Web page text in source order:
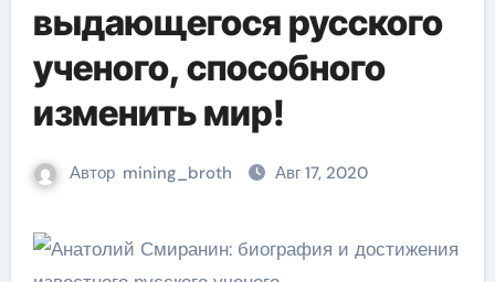
выдающегося русского
ученого, способного
изменить мир!
Автор mining_broth Авг 17, 2020